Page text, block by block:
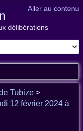
Aller au contenu
délibérations
Tubize >
12 février 2024 à